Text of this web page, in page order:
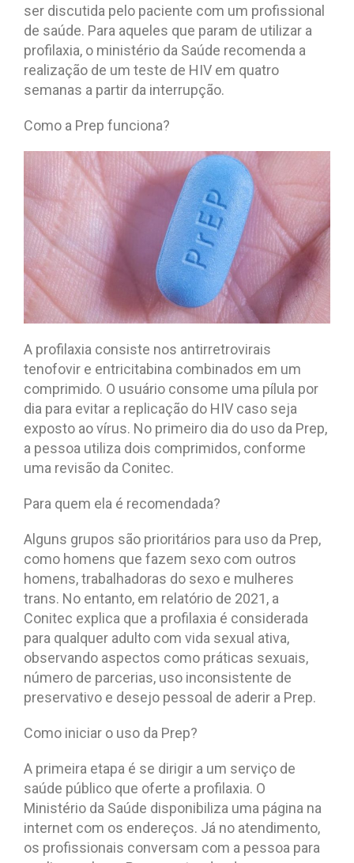
ser discutida pelo paciente com um profissional
de saúde. Para aqueles que param de utilizar a
profilaxia, o ministério da Saúde recomenda a
realização de um teste de HIV em quatro
semanas a partir da interrupção.
Como a Prep funciona?
A profilaxia consiste nos antirretrovirais
tenofovir e entricitabina combinados em um
comprimido. O usuário consome uma pílula por
dia para evitar a replicação do HIV caso seja
exposto ao vírus. No primeiro dia do uso da Prep,
a pessoa utiliza dois comprimidos, conforme
uma revisão da Conitec.
Para quem ela é recomendada?
Alguns grupos são prioritários para uso da Prep,
como homens que fazem sexo com outros
homens, trabalhadoras do sexo e mulheres
trans. No entanto, em relatório de 2021, a
Conitec explica que a profilaxia é considerada
para qualquer adulto com vida sexual ativa,
observando aspectos como práticas sexuais,
número de parcerias, uso inconsistente de
preservativo e desejo pessoal de aderir a Prep.
Como iniciar o uso da Prep?
A primeira etapa é se dirigir a um serviço de
saúde público que oferte a profilaxia. O
Ministério da Saúde disponibiliza uma página na
internet com os endereços. Já no atendimento,
os profissionais conversam com a pessoa para